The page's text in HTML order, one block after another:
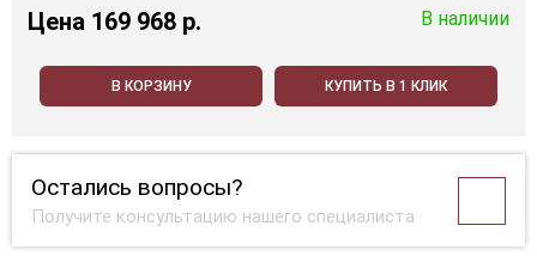
Цена 169 968 p. В наличии
В КОРЗИНУ КУПИТЬ В 1 КЛИК
Остались вопросы?
Получите консультацию нашего специалиста